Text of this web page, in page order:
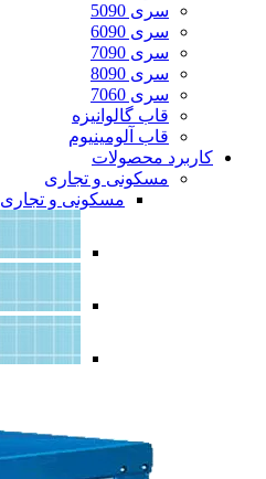
سری 5090
سری 6090
سری 7090
سری 8090
سری 7060
قاب گالوانیزه
قاب آلومینیوم
کاربرد محصولات
مسکونی و تجاری
مسکونی و تجاری